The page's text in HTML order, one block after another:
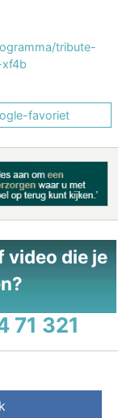
tribute-
favoriet
video die je
71 321